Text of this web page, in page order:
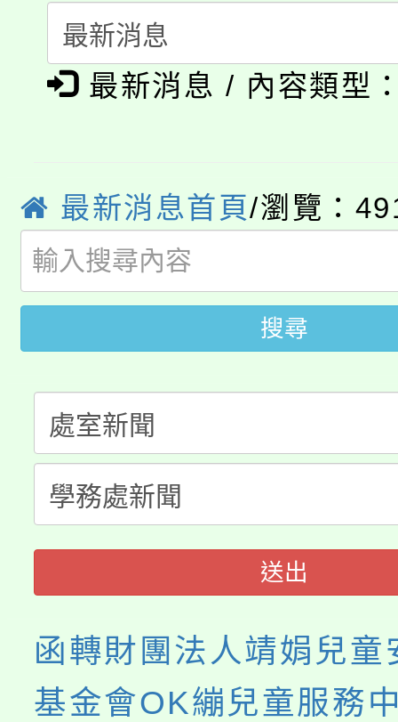
代理(課)教師甄選結果(
轉知中國文化大學推廣
《TA101》溝通分析基
系所師生報名參加。
淨零綠生活教案入校路
115年食農教育專業人
學籍身 分審查程序及
版
淨零綠領人才培育課程
公告本校115學年度第
代理(課)教師甄選結果(
「2026金融保險知識
桃園市115學年度學生
生本土語及新住民語歌
代理(課)教師甄選結果(
公告本校115學年度第
代理(課)教師甄選結果(
轉知中國文化大學推廣
《TA101》溝通分析基
程，歡迎學生輔導中心
系所師生報名參加。
最新消息 / 內容類型
最新消息首頁/瀏覽：
搜尋
送出
函轉財團法人靖娟兒童
基金會OK繃兒童服務